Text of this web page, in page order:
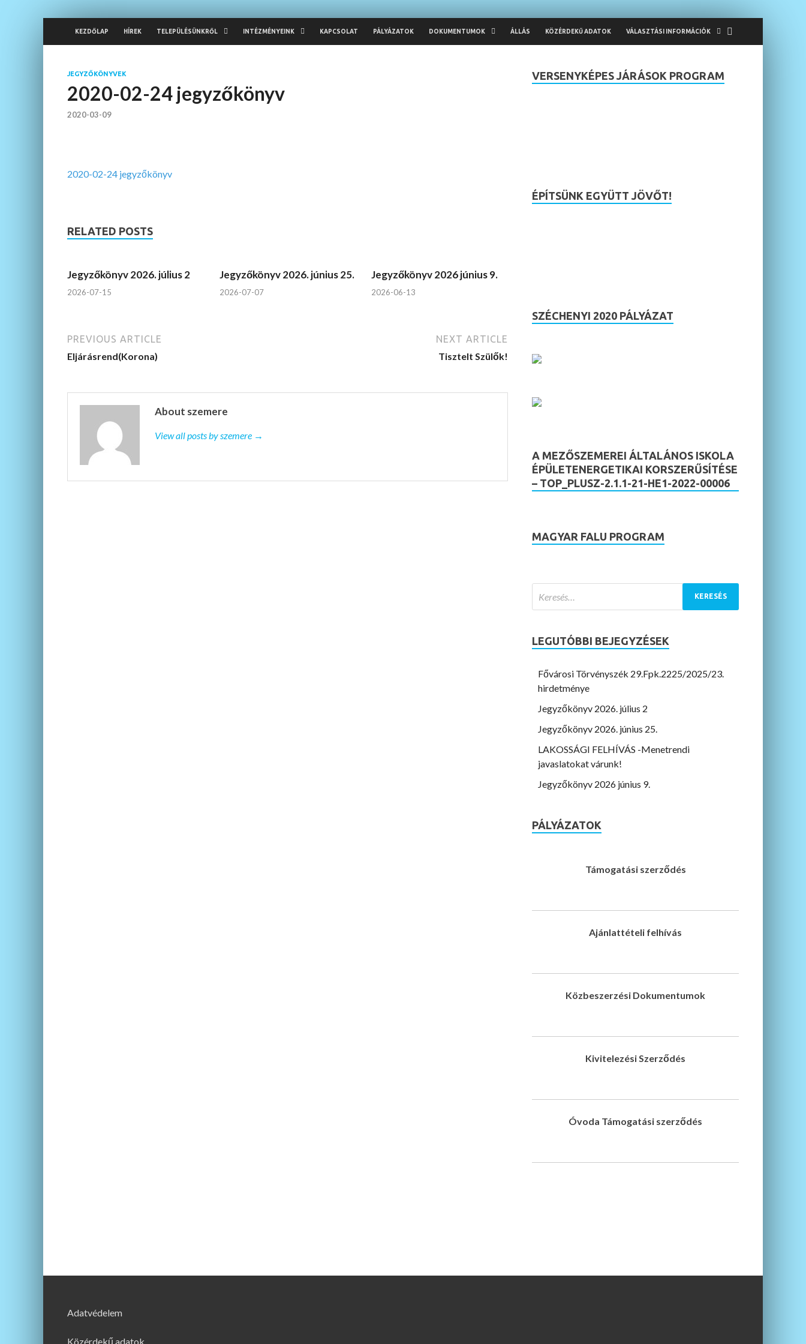
KEZDŐLAP HÍREK TELEPÜLÉSÜNKRŐL INTÉZMÉNYEINK KAPCSOLAT PÁLYÁZATOK DOKUMENTUMOK ÁLLÁS KÖZÉRDEKŰ ADATOK VÁLASZTÁSI INFORMÁCIÓK
JEGYZŐKÖNYVEK
2020-02-24 jegyzőkönyv
2020-03-09
2020-02-24 jegyzőkönyv
RELATED POSTS
Jegyzőkönyv 2026. július 2
2026-07-15
Jegyzőkönyv 2026. június 25.
2026-07-07
Jegyzőkönyv 2026 június 9.
2026-06-13
PREVIOUS ARTICLE
Eljárásrend(Korona)
NEXT ARTICLE
Tisztelt Szülők!
About szemere
View all posts by szemere →
VERSENYKÉPES JÁRÁSOK PROGRAM
ÉPÍTSÜNK EGYÜTT JÖVŐT!
SZÉCHENYI 2020 PÁLYÁZAT
A MEZŐSZEMEREI ÁLTALÁNOS ISKOLA
ÉPÜLETENERGETIKAI KORSZERŰSÍTÉSE
– TOP_PLUSZ-2.1.1-21-HE1-2022-00006
MAGYAR FALU PROGRAM
LEGUTÓBBI BEJEGYZÉSEK
Fővárosi Törvényszék 29.Fpk.2225/2025/23.
hirdetménye
Jegyzőkönyv 2026. július 2
Jegyzőkönyv 2026. június 25.
LAKOSSÁGI FELHÍVÁS -Menetrendi
javaslatokat várunk!
Jegyzőkönyv 2026 június 9.
PÁLYÁZATOK
Támogatási szerződés
Ajánlattételi felhívás
Közbeszerzési Dokumentumok
Kivitelezési Szerződés
Óvoda Támogatási szerződés
Adatvédelem
Közérdekű adatok